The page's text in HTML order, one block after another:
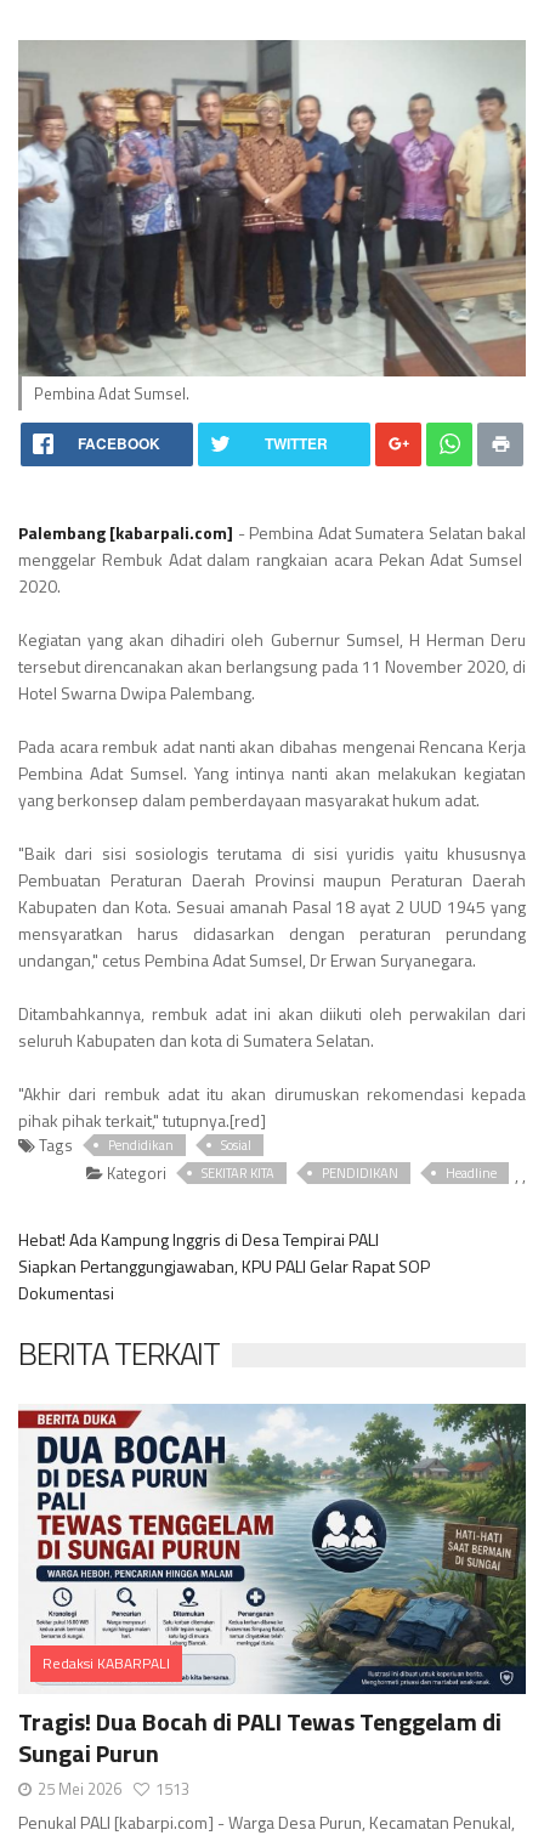
Pembina Adat Sumsel.
FACEBOOK TWITTER
Palembang [kabarpali.com] - Pembina Adat Sumatera Selatan bakal
menggelar Rembuk Adat dalam rangkaian acara Pekan Adat Sumsel
2020.
Kegiatan yang akan dihadiri oleh Gubernur Sumsel, H Herman Deru
tersebut direncanakan akan berlangsung pada 11 November 2020, di
Hotel Swarna Dwipa Palembang.
Pada acara rembuk adat nanti akan dibahas mengenai Rencana Kerja
Pembina Adat Sumsel. Yang intinya nanti akan melakukan kegiatan
yang berkonsep dalam pemberdayaan masyarakat hukum adat.
"Baik dari sisi sosiologis terutama di sisi yuridis yaitu khususnya
Pembuatan Peraturan Daerah Provinsi maupun Peraturan Daerah
Kabupaten dan Kota. Sesuai amanah Pasal 18 ayat 2 UUD 1945 yang
mensyaratkan harus didasarkan dengan peraturan perundang
undangan," cetus Pembina Adat Sumsel, Dr Erwan Suryanegara.
Ditambahkannya, rembuk adat ini akan diikuti oleh perwakilan dari
seluruh Kabupaten dan kota di Sumatera Selatan.
"Akhir dari rembuk adat itu akan dirumuskan rekomendasi kepada
pihak pihak terkait," tutupnya.[red]
Tags Pendidikan Sosial
Kategori SEKITAR KITA ,
PENDIDIKAN ,
Headline
Hebat! Ada Kampung Inggris di Desa Tempirai PALI
Siapkan Pertanggungjawaban, KPU PALI Gelar Rapat SOP
Dokumentasi
BERITA TERKAIT
Redaksi KABARPALI
Tragis! Dua Bocah di PALI Tewas Tenggelam di
Sungai Purun
25 Mei 2026 1513
Penukal PALI [kabarpi.com] - Warga Desa Purun, Kecamatan Penukal,